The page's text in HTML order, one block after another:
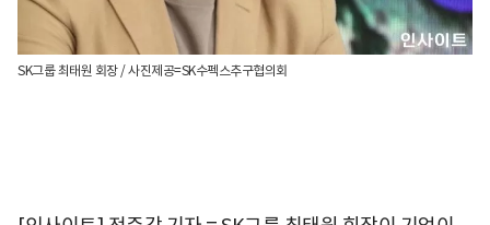
SK그룹 최태원 회장 / 사진제공=SK수펙스추구협의회